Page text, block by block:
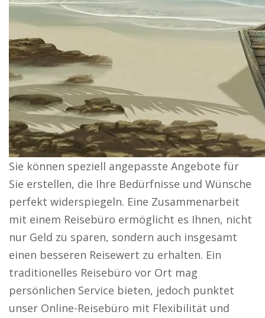
Sie können speziell angepasste Angebote für
Sie erstellen, die Ihre Bedürfnisse und Wünsche
perfekt widerspiegeln. Eine Zusammenarbeit
mit einem Reisebüro ermöglicht es Ihnen, nicht
nur Geld zu sparen, sondern auch insgesamt
einen besseren Reisewert zu erhalten. Ein
traditionelles Reisebüro vor Ort mag
persönlichen Service bieten, jedoch punktet
unser Online-Reisebüro mit Flexibilität und